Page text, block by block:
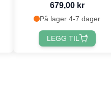
679,00 kr
På lager 4-7 dager
LEGG TIL